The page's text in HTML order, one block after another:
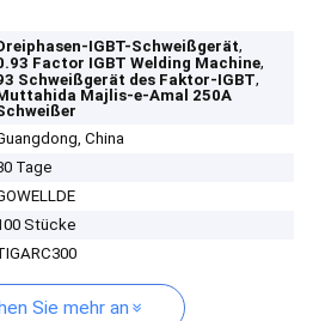
IGBT-Schweißgerät,
Factor IGBT Welding Machine,
Schweißgerät des Faktor-IGBT,
Majlis-e-Amal 250A
China
Tage
Stücke
Sie mehr an